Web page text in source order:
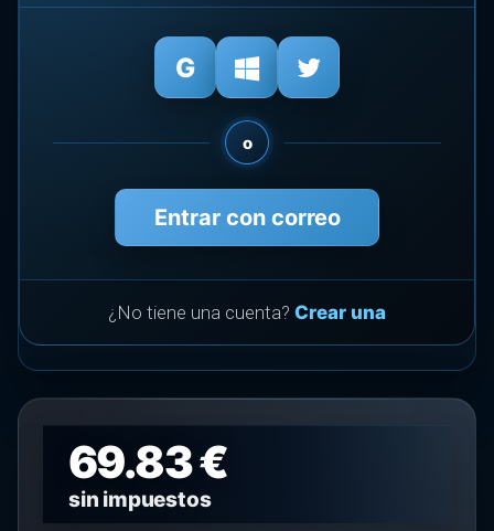
o
Entrar con correo
¿No tiene una cuenta? Crear una
69.83 €
sin impuestos